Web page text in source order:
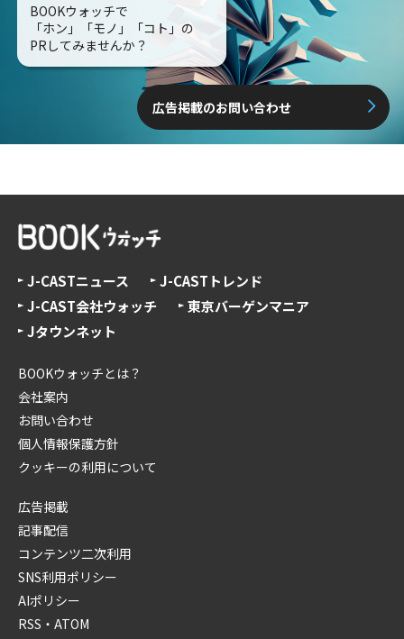
BOOKウォッチで
「ホン」「モノ」「コト」の
PRしてみませんか？
広告掲載のお問い合わせ
J-CASTニュース
J-CASTトレンド
J-CAST会社ウォッチ
東京バーゲンマニア
Jタウンネット
BOOKウォッチとは？
会社案内
お問い合わせ
個人情報保護方針
クッキーの利用について
広告掲載
記事配信
コンテンツ二次利用
SNS利用ポリシー
AIポリシー
RSS・ATOM